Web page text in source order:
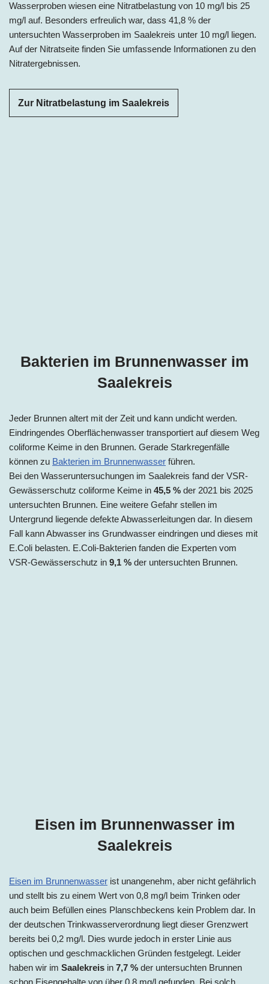
Wasserproben wiesen eine Nitratbelastung von 10 mg/l bis 25
mg/l auf. Besonders erfreulich war, dass 41,8 % der
untersuchten Wasserproben im Saalekreis unter 10 mg/l liegen.
Auf der Nitratseite finden Sie umfassende Informationen zu den
Nitratergebnissen.
Zur Nitratbelastung im Saalekreis
Bakterien im Brunnenwasser im
Saalekreis
Jeder Brunnen altert mit der Zeit und kann undicht werden.
Eindringendes Oberflächenwasser transportiert auf diesem Weg
coliforme Keime in den Brunnen. Gerade Starkregenfälle
können zu Bakterien im Brunnenwasser führen.
Bei den Wasseruntersuchungen im Saalekreis fand der VSR-
Gewässerschutz coliforme Keime in 45,5 % der 2021 bis 2025
untersuchten Brunnen. Eine weitere Gefahr stellen im
Untergrund liegende defekte Abwasserleitungen dar. In diesem
Fall kann Abwasser ins Grundwasser eindringen und dieses mit
E.Coli belasten. E.Coli-Bakterien fanden die Experten vom
VSR-Gewässerschutz in 9,1 % der untersuchten Brunnen.
Eisen im Brunnenwasserim
Saalekreis
Eisen im Brunnenwasser ist unangenehm, aber nicht gefährlich
und stellt bis zu einem Wert von 0,8 mg/l beim Trinken oder
auch beim Befüllen eines Planschbeckens kein Problem dar. In
der deutschen Trinkwasserverordnung liegt dieser Grenzwert
bereits bei 0,2 mg/l. Dies wurde jedoch in erster Linie aus
optischen und geschmacklichen Gründen festgelegt. Leider
haben wir im Saalekreis in 7,7 % der untersuchten Brunnen
schon Eisengehalte von über 0,8 mg/l gefunden. Bei solch